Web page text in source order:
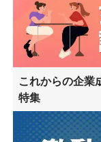
これからの企業
特集